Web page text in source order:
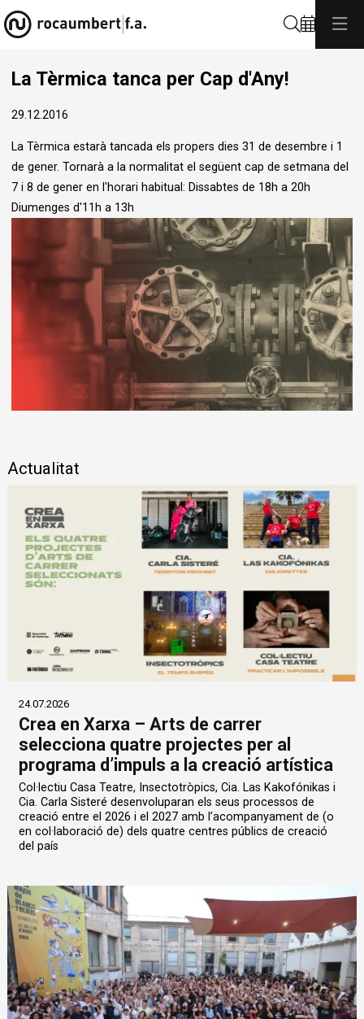
La Tèrmica tanca per Cap d'Any!
29.12.2016
La Tèrmica estarà tancada els propers dies 31 de desembre i 1
de gener. Tornarà a la normalitat el següent cap de setmana del
7 i 8 de gener en l'horari habitual: Dissabtes de 18h a 20h
Diumenges d'11h a 13h
Actualitat
24.07.2026
Crea en Xarxa – Arts de carrer
selecciona quatre projectes per al
programa d’impuls a la creació artística
Col·lectiu Casa Teatre, Insectotròpics, Cia. Las Kakofónikas i
Cia. Carla Sisteré desenvoluparan els seus processos de
creació entre el 2026 i el 2027 amb l’acompanyament de (o
en col·laboració de) dels quatre centres públics de creació
del país